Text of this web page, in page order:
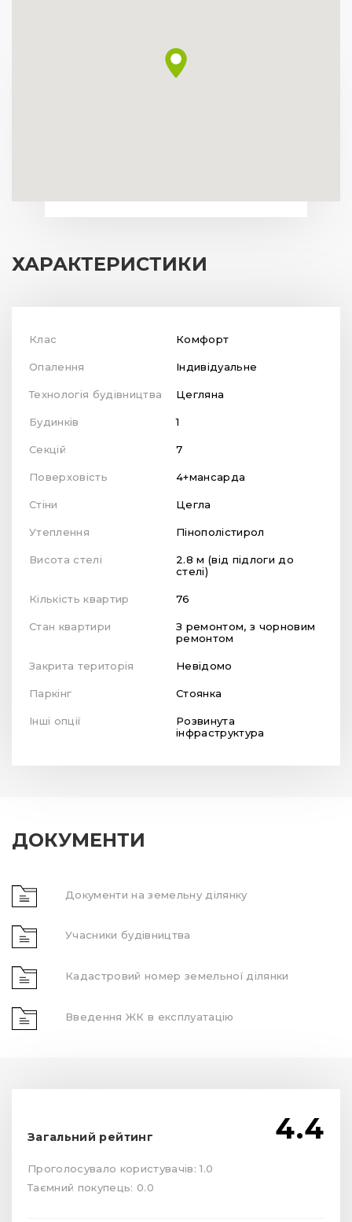
ХАРАКТЕРИСТИКИ
Клас Комфорт
Опалення Індивідуальне
Технологія будівництва Цегляна
Будинків 1
Секцій 7
Поверховість 4+мансарда
Стіни Цегла
Утеплення Пінополістирол
Висота стелі
2.8 м (від підлоги до
стелі)
Кількість квартир 76
Стан квартири
З ремонтом, з чорновим
ремонтом
Закрита територія Невідомо
Паркінг Стоянка
Інші опції
Розвинута
інфраструктура
ДОКУМЕНТИ
Документи на земельну ділянку
Учасники будівництва
Кадастровий номер земельної ділянки
Введення ЖК в експлуатацію
Загальний рейтинг 4.4
Проголосувало користувачів: 1.0
Таємний покупець: 0.0